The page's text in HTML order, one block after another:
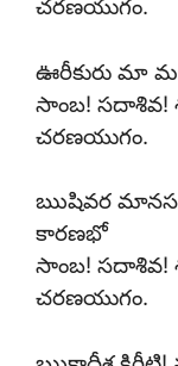
చరణయుగం.
ఊరీకురు మా
సాంబ! సదాశివ!
చరణయుగం.
ఋషివర
కారణభో
సాంబ! సదాశివ!
చరణయుగం.